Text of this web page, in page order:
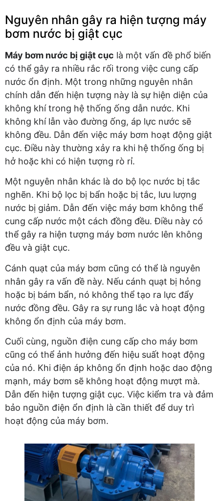
Nguyên nhân gây ra hiện tượng máy
bơm nước bị giật cục
Máy bơm nước bị giật cục là một vấn đề phổ biến
có thể gây ra nhiều rắc rối trong việc cung cấp
nước ổn định. Một trong những nguyên nhân
chính dẫn đến hiện tượng này là sự hiện diện của
không khí trong hệ thống ống dẫn nước. Khi
không khí lẫn vào đường ống, áp lực nước sẽ
không đều. Dẫn đến việc máy bơm hoạt động giật
cục. Điều này thường xảy ra khi hệ thống ống bị
hở hoặc khi có hiện tượng rò rỉ.
Một nguyên nhân khác là do bộ lọc nước bị tắc
nghẽn. Khi bộ lọc bị bẩn hoặc bị tắc, lưu lượng
nước bị giảm. Dẫn đến việc máy bơm không thể
cung cấp nước một cách đồng đều. Điều này có
thể gây ra hiện tượng máy bơm nước lên không
đều và giật cục.
Cánh quạt của máy bơm cũng có thể là nguyên
nhân gây ra vấn đề này. Nếu cánh quạt bị hỏng
hoặc bị bám bẩn, nó không thể tạo ra lực đẩy
nước đồng đều. Gây ra sự rung lắc và hoạt động
không ổn định của máy bơm.
Cuối cùng, nguồn điện cung cấp cho máy bơm
cũng có thể ảnh hưởng đến hiệu suất hoạt động
của nó. Khi điện áp không ổn định hoặc dao động
mạnh, máy bơm sẽ không hoạt động mượt mà.
Dẫn đến hiện tượng giật cục. Việc kiểm tra và đảm
bảo nguồn điện ổn định là cần thiết để duy trì
hoạt động của máy bơm.